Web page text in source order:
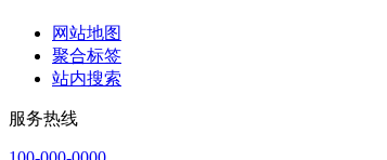
网站地图
聚合标签
站内搜索
服务热线